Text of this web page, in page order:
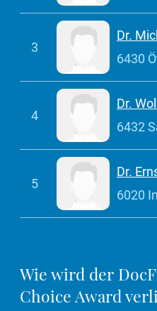
3
Dr.
6430
4
Dr.
6432
5
Dr.
6020
Wie wird der
Choice Award